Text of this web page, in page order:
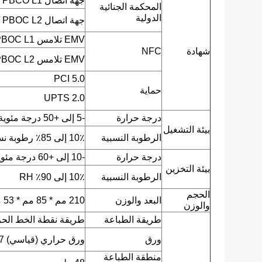
شهادة
المحكمة الجنائية
الدولية
جهة اتصال EMV L2 / PBOC L2
NFC
EMV تلامس L1 / qPBOC L1
EMV تلامس L2 / qPBOC L2
حماية
PCI 5.0
UPTS 2.0
بيئة التشغيل
درجة حرارة
-5 إلى +50 درجة مئوية
الرطوبة النسبية
10٪ إلى 85٪ رطوبة نسبية
بيئة التخزين
درجة حرارة
-10 إلى +60 درجة مئوية
الرطوبة النسبية
10٪ إلى 90٪ RH
الحجم
والوزن
البعد والوزن
210 مم * 85 مم * 53 مم ، 480 جرام مع البطارية
طريقة الطباعة
طريقة نقطة الخط
ورق
ورق حراري (قياسي) 57 * 40 مم
منطقة الطباعة